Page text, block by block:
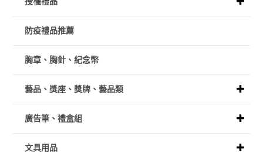
防疫禮品推薦
胸章、胸針、紀念幣
藝品、獎座、獎牌、藝品類
廣告筆、禮盒組
文具用品